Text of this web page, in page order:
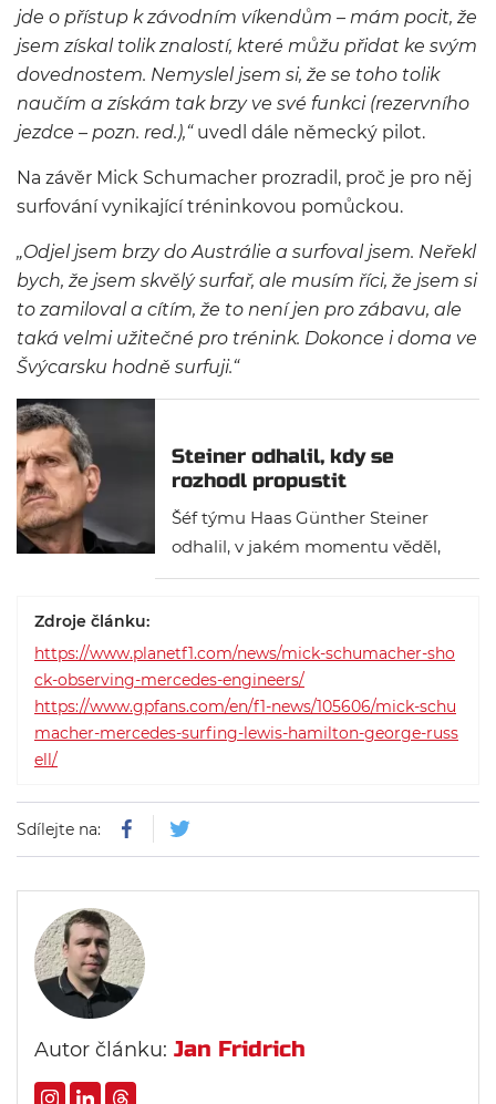
jde o přístup k závodním víkendům – mám pocit, že
jsem získal tolik znalostí, které můžu přidat ke svým
dovednostem. Nemyslel jsem si, že se toho tolik
naučím a získám tak brzy ve své funkci (rezervního
jezdce – pozn. red.),“uvedl dále německý pilot.
Na závěr Mick Schumacher prozradil, proč je pro něj
surfování vynikající tréninkovou pomůckou.
„Odjel jsem brzy do Austrálie a surfoval jsem. Neřekl
bych, že jsem skvělý surfař, ale musím říci, že jsem si
to zamiloval a cítím, že to není jen pro zábavu, ale
taká velmi užitečné pro trénink. Dokonce i doma ve
Švýcarsku hodně surfuji.“
Steiner odhalil, kdy se
rozhodl propustit
Schumachera
Šéf týmu Haas Günther Steiner
odhalil, v jakém momentu věděl,
že Mick Schumacher ztratí své
ve Velké ceně Japonska 2022.
Zdroje článku:
https://www.planetf1.com/news/mick-schumacher-sho
ck-observing-mercedes-engineers/
https://www.gpfans.com/en/f1-news/105606/mick-schu
macher-mercedes-surfing-lewis-hamilton-george-russ
ell/
Sdílejte na:
Autor článku: Jan Fridrich